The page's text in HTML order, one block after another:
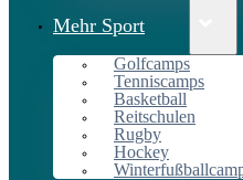
Mehr Sport
Golfcamps
Tenniscamps
Basketball
Reitschulen
Rugby
Hockey